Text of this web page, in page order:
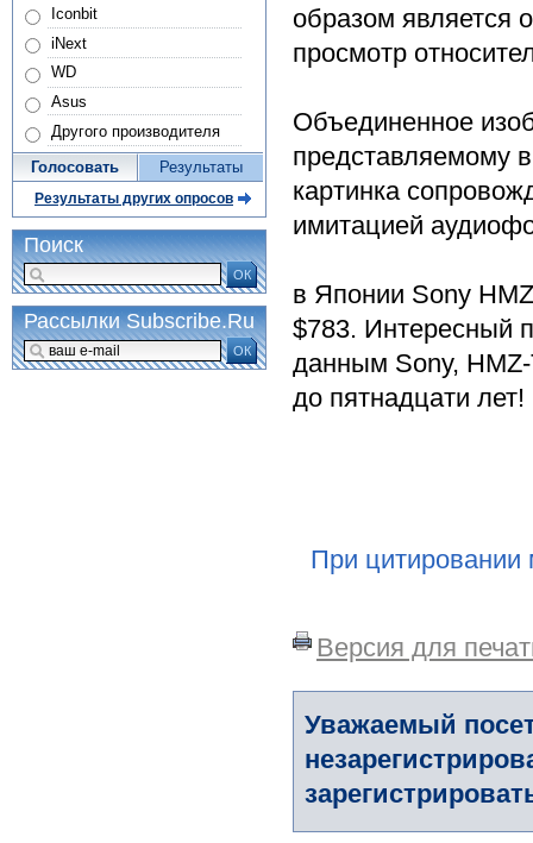
образом является
просмотр
Объединенное
представляемому
картинка
имитацией
в Японии Sony
$783. Интересный
данным Sony, HMZ-
до пятнадцати лет!
При цитировании
Версия для
Уважаемый
Iconbit
iNext
WD
Asus
Другого производителя
Голосовать Результаты
Результаты других опросов
Поиск
ОК
Рассылки Subscribe.Ru
ОК